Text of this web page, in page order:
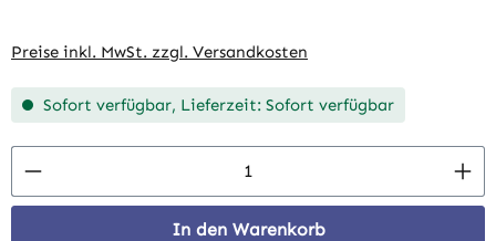
Preise inkl. MwSt. zzgl. Versandkosten
Sofort verfügbar, Lieferzeit: Sofort verfügbar
Produkt Anzahl: Gib den gewünschten
In den Warenkorb